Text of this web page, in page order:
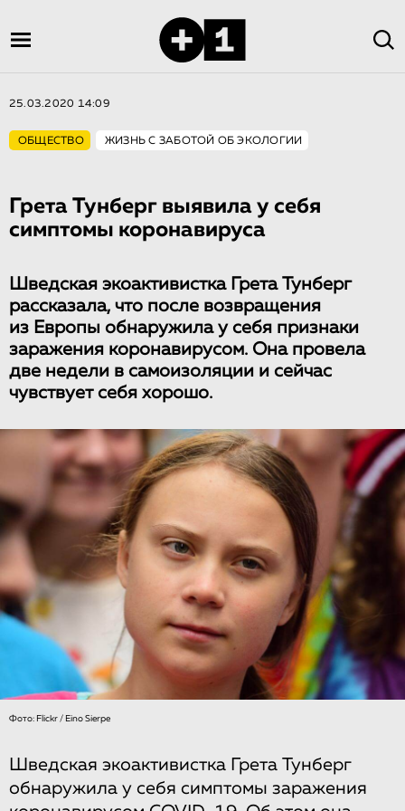
25.03.2020 14:09
ОБЩЕСТВО ЖИЗНЬ С ЗАБОТОЙ ОБ ЭКОЛОГИИ
Грета Тунберг выявила у себя
симптомы коронавируса
Шведская экоактивистка Грета Тунберг
рассказала, что после возвращения
из Европы обнаружила у себя признаки
заражения коронавирусом. Она провела
две недели в самоизоляции и сейчас
чувствует себя хорошо.
Фото: Flickr / Eino Sierpe
Шведская экоактивистка Грета Тунберг
обнаружила у себя симптомы заражения